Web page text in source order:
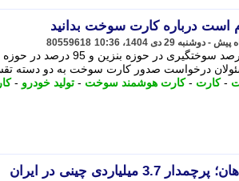
است درباره کارت سوخت بدانید
80559618
براساس قانون، 90 درصد
درخواست صدور کارت سوخت به دو دسته
-کارت -کارت هوشمند سوخت - تولید خودرو -
میلیاردی چینی در ایران